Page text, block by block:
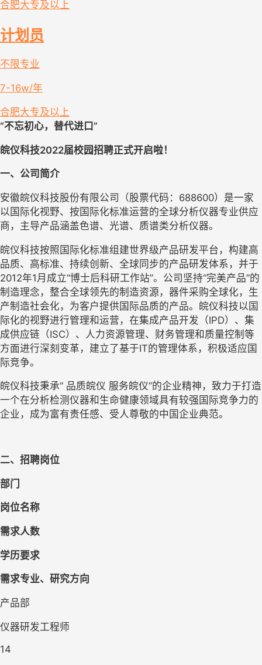
合肥大专及以上
计划员
不限专业
7-16w/年
合肥大专及以上
“不忘初心，替代进口”
皖仪科技2022届校园招聘正式开启啦！
一、公司简介
安徽皖仪科技股份有限公司（股票代码：688600）是一家
以国际化视野、按国际化标准运营的全球分析仪器专业供应
商，主导产品涵盖色谱、光谱、质谱类分析仪器。
皖仪科技按照国际化标准组建世界级产品研发平台，构建高
品质、高标准、持续创新、全球同步的产品研发体系，并于
2012年1月成立“博士后科研工作站”。公司坚持“完美产品”的
制造理念，整合全球领先的制造资源，器件采购全球化，生
产制造社会化，为客户提供国际品质的产品。皖仪科技以国
际化的视野进行管理和运营，在集成产品开发（IPD）、集
成供应链（ISC）、人力资源管理、财务管理和质量控制等
方面进行深刻变革，建立了基于IT的管理体系，积极适应国
际竞争。
皖仪科技秉承“ 品质皖仪 服务皖仪”的企业精神，致力于打造
一个在分析检测仪器和生命健康领域具有较强国际竞争力的
企业，成为富有责任感、受人尊敬的中国企业典范。
二、招聘岗位
部门
岗位名称
需求人数
学历要求
需求专业、研究方向
产品部
仪器研发工程师
14